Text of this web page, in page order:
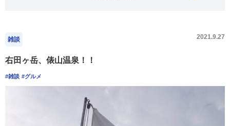
雑談 2021.9.27
右田ヶ岳、俵山温泉！！
#雑談 #グルメ